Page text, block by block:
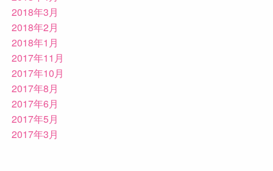
2018年3月
2018年2月
2018年1月
2017年11月
2017年10月
2017年8月
2017年6月
2017年5月
2017年3月